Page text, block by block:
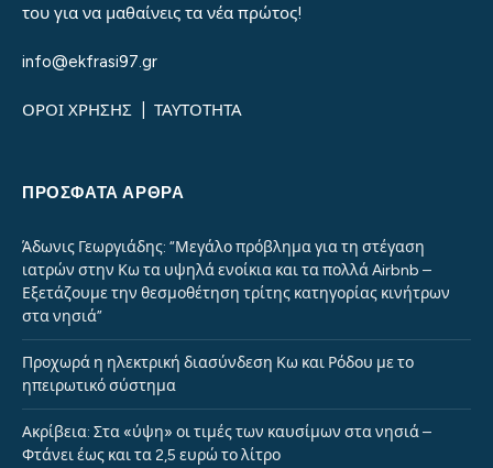
του για να μαθαίνεις τα νέα πρώτος!
info@ekfrasi97.gr
ΟΡΟΙ ΧΡΗΣΗΣ ΤΑΥΤΟΤΗΤΑ
ΠΡΌΣΦΑΤΑ ΆΡΘΡΑ
Άδωνις Γεωργιάδης: “Μεγάλο πρόβλημα για τη στέγαση
ιατρών στην Κω τα υψηλά ενοίκια και τα πολλά Airbnb –
Εξετάζουμε την θεσμοθέτηση τρίτης κατηγορίας κινήτρων
στα νησιά”
Προχωρά η ηλεκτρική διασύνδεση Κω και Ρόδου με το
ηπειρωτικό σύστημα
Ακρίβεια: Στα «ύψη» οι τιμές των καυσίμων στα νησιά –
Φτάνει έως και τα 2,5 ευρώ το λίτρο